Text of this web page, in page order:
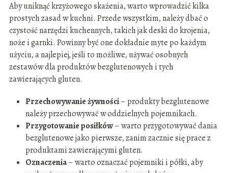
Aby uniknąć krzyżowego skażenia, warto wprowadzić kilka
prostych zasad w kuchni. Przede wszystkim, należy dbać o
czystość narzędzi kuchennych, takich jak deski do krojenia,
noże i garnki. Powinny być one dokładnie myte po każdym
użyciu, a najlepiej, jeśli to możliwe, używać osobnych
zestawów dla produktów bezglutenowych i tych
zawierających gluten.
Przechowywanie żywności– produkty bezglutenowe
należy przechowywać w oddzielnych pojemnikach.
Przygotowanie posiłków– warto przygotowywać dania
bezglutenowe jako pierwsze, zanim zacznie się prace z
produktami zawierającymi gluten.
Oznaczenia– warto oznaczać pojemniki i półki, aby